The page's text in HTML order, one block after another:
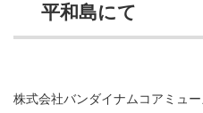
平和島にて
株式会社バンダイナムコアミュ